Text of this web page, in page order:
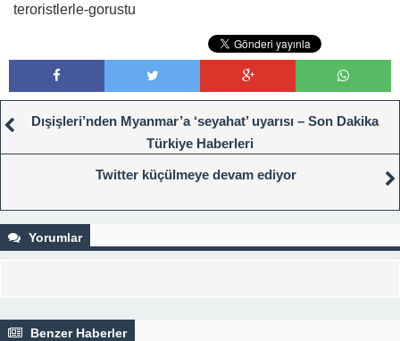
teroristlerle-gorustu
Dışişleri’nden Myanmar’a ‘seyahat’ uyarısı – Son Dakika
Türkiye Haberleri
Twitter küçülmeye devam ediyor
Yorumlar
Benzer Haberler